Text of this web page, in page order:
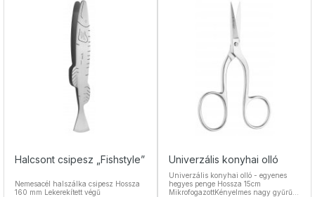
Halcsont csipesz „Fishstyle”
Nemesacél halszálka csipesz Hossza
160 mm Lekerekített végű
Univerzális konyhai olló
Univerzális konyhai olló - egyenes
hegyes penge Hossza 15cm
MikrofogazottKényelmes nagy gyűrűk